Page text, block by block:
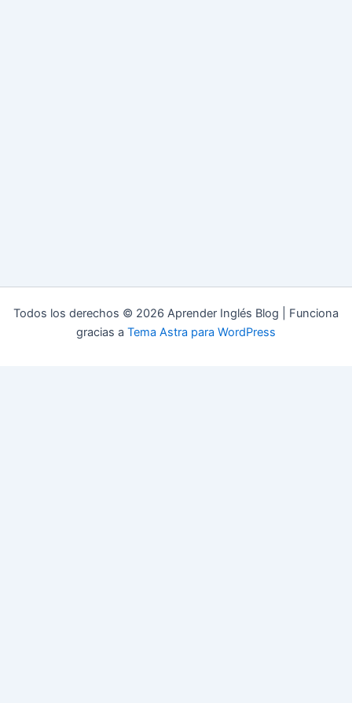
Todos los derechos © 2026 Aprender Inglés Blog | Funciona
gracias a Tema Astra para WordPress